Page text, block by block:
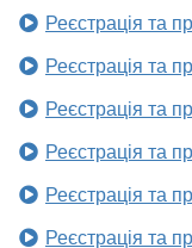
Реєстрація та
Реєстрація та
Реєстрація та
Реєстрація та
Реєстрація та
Реєстрація та